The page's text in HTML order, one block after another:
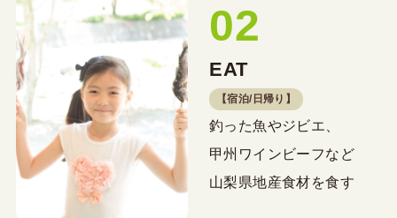
02
EAT
【宿泊/日帰り】
釣った魚やジビエ、
甲州ワインビーフなど
山梨県地産食材を食す